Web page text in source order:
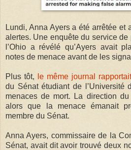
Lundi, Anna Ayers a été arrêtée et
alertes. Une enquête du service de
l’Ohio a révélé qu’Ayers avait
notes de menace avant de les
Plus tôt, le même journal
du Sénat étudiant de l’Université
menaces de mort. La direction
alors que la menace émanait
membre du Sénat.
Anna Ayers, commissaire de la
Sénat, avait dit avoir trouvé deux